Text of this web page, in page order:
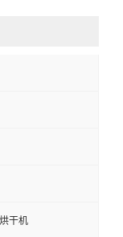
干机